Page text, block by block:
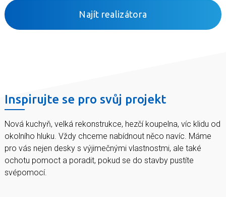
Najít realizátora
Inspirujte se pro svůj projekt
Nová kuchyň, velká rekonstrukce, hezčí koupelna, víc klidu od
okolního hluku. Vždy chceme nabídnout něco navíc. Máme
pro vás nejen desky s výjimečnými vlastnostmi, ale také
ochotu pomoct a poradit, pokud se do stavby pustíte
svépomocí.
Máte dost hluku od sousedů, chcete mít doma